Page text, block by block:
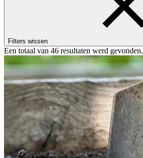
Filters wissen
Een totaal van 46 resultaten werd gevonden.